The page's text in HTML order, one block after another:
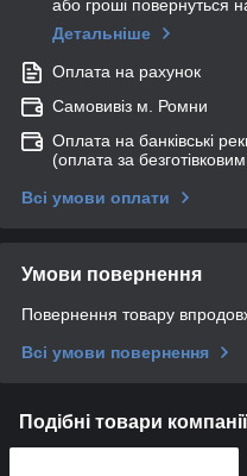
або гроші повернуться
Детальніше
Оплата на рахунок
Самовивіз м. Ромни
Оплата на банківські
(оплата за
Всі умови оплати
Умови повернення
Повернення товару
Всі умови повернення
Подібні товари компанії